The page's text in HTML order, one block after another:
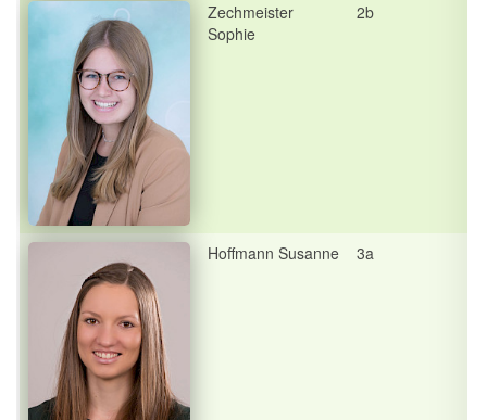
Zechmeister
Sophie
2b
Hoffmann Susanne 3a